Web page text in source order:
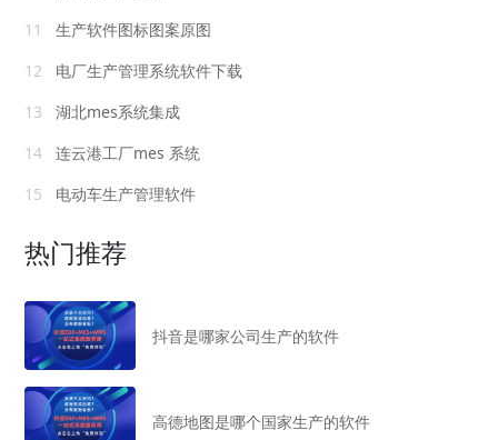
11
生产软件图标图案原图
12
电厂生产管理系统软件下载
13
湖北mes系统集成
14
连云港工厂mes 系统
15
电动车生产管理软件
热门推荐
抖音是哪家公司生产的软件
高德地图是哪个国家生产的软件